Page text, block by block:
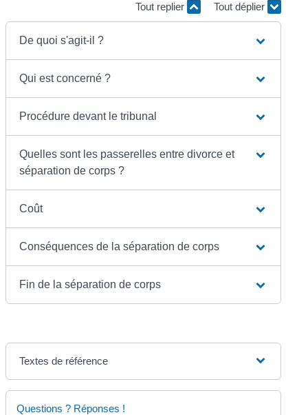
Tout replier Tout déplier
De quoi s'agit-il ?
Qui est concerné ?
Procédure devant le tribunal
Quelles sont les passerelles entre divorce et
séparation de corps ?
Coût
Conséquences de la séparation de corps
Fin de la séparation de corps
Textes de référence
Questions ? Réponses !